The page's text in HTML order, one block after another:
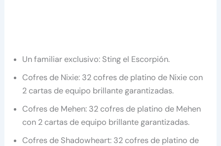
Un familiar exclusivo: Sting el Escorpión.
Cofres de Nixie: 32 cofres de platino de Nixie con
2 cartas de equipo brillante garantizadas.
Cofres de Mehen: 32 cofres de platino de Mehen
con 2 cartas de equipo brillante garantizadas.
Cofres de Shadowheart: 32 cofres de platino de